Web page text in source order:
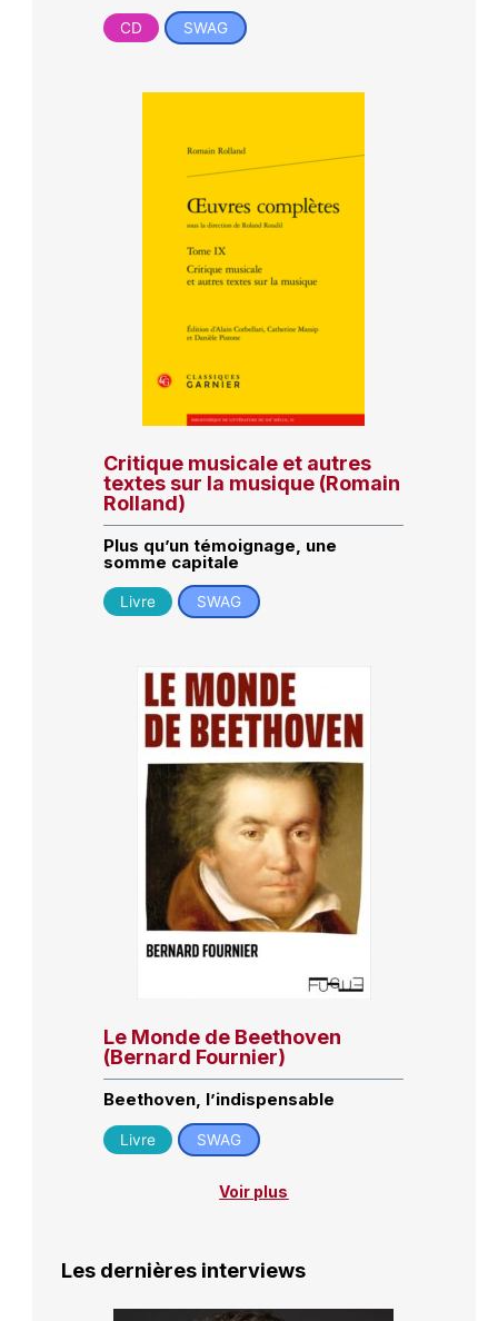
CD SWAG
Critique musicale et autres
textes sur la musique (Romain
Rolland)
Plus qu’un témoignage, une
somme capitale
Livre SWAG
Le Monde de Beethoven
(Bernard Fournier)
Beethoven, l’indispensable
Livre SWAG
Voir plus
Les dernières interviews